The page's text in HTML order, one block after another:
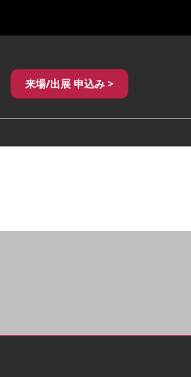
来場/出展 申込み >